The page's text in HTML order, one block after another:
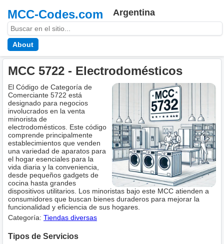
MCC-Codes.com Argentina
About
MCC 5722 - Electrodomésticos
El Código de Categoría de
Comerciante 5722 está
designado para negocios
involucrados en la venta
minorista de
electrodomésticos. Este código
comprende principalmente
establecimientos que venden
una variedad de aparatos para
el hogar esenciales para la
vida diaria y la conveniencia,
desde pequeños gadgets de
cocina hasta grandes
dispositivos utilitarios. Los minoristas bajo este MCC atienden a
consumidores que buscan bienes duraderos para mejorar la
funcionalidad y eficiencia de sus hogares.
Categoría: Tiendas diversas
Tipos de Servicios